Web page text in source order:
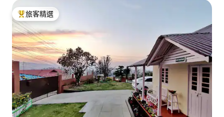
旅客精選榜首
旅客精選